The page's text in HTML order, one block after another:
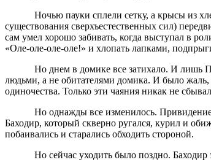
Ночью пауки сплели сетку, а крысы из
существования сверхъестественных сил)
сам умел хорошо забивать, когда выступал в
«Оле-оле-оле-оле!» и хлопать лапками,
Но днем в домике все затихало. И лишь
людьми, а не обитателями домика. И было
одиночества. Только эти чаяния никак не
Но однажды все изменилось. Привидение,
Баходир, который скверно ругался, курил и
побаивались и старались обходить стороной.
Но сейчас уходить было поздно. Баходир